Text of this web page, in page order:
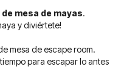
mesa de mayas.
y diviértete!
mesa de escape room.
para escapar lo antes